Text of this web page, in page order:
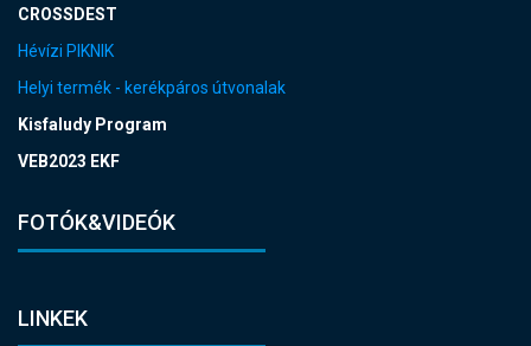
CROSSDEST
Hévízi PIKNIK
Helyi termék - kerékpáros útvonalak
Kisfaludy Program
VEB2023 EKF
FOTÓK&VIDEÓK
LINKEK